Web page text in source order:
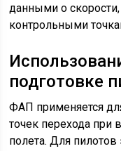
данными о
контрольными
подготовке
ФАП применяется
точек перехода при
полета. Для пилотов